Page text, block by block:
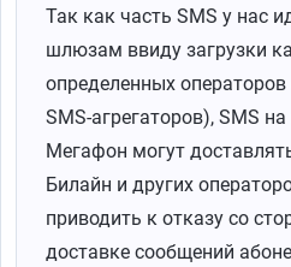
Так как часть SMS у нас
шлюзам ввиду загрузки
определенных
SMS-агрегаторов), SMS
Мегафон могут
Билайн и других
приводить к отказу со
доставке сообщений